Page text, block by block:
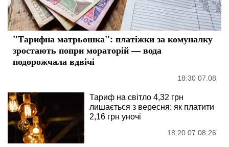
"Тарифна матрьошка": платіжки за комуналку
зростають попри мораторій — вода
подорожчала вдвічі
18:30 07.08
Тариф на світло 4,32 грн
лишається з вересня: як платити
2,16 грн уночі
18:20 07.08.26